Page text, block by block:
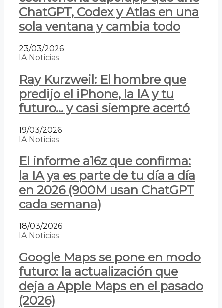
ChatGPT, Codex y Atlas en una
sola ventana y cambia todo
23/03/2026
IA Noticias
Ray Kurzweil: El hombre que
predijo el iPhone, la IA y tu
futuro… y casi siempre acertó
19/03/2026
IA Noticias
El informe a16z que confirma:
la IA ya es parte de tu día a día
en 2026 (900M usan ChatGPT
cada semana)
18/03/2026
IA Noticias
Google Maps se pone en modo
futuro: la actualización que
deja a Apple Maps en el pasado
(2026)